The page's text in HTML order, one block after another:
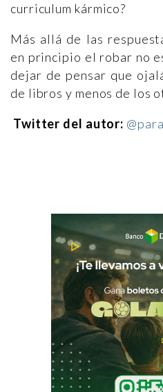
curriculum kármico?
Más allá de las
en principio el robar no
dejar de pensar que
de libros y menos de los
Twitter del autor: